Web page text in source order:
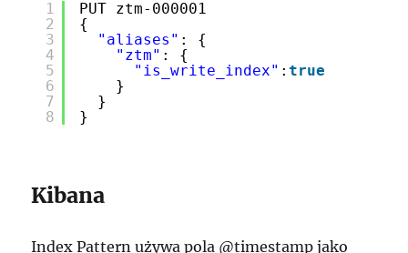
1
2
3
4
5
6
7
8
PUT ztm-000001
{
"aliases" : {
"ztm" : {
"is_write_index" :true
}
}
}
Kibana
Index Pattern używa pola @timestamp jako